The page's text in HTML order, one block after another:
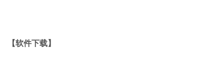
【软件下载】